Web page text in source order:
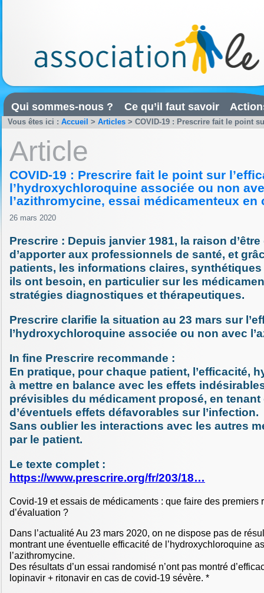
Qui sommes-nous ? Ce qu’il faut savoir
Vous êtes ici : Accueil > Articles > COVID-19 : Prescrire fait le point
Article
COVID-19 : Prescrire fait le point sur
l’hydroxychloroquine associée ou non
l’azithromycine, essai médicamenteux en
26 mars 2020
Prescrire : Depuis janvier 1981, la raison
d’apporter aux professionnels de santé, et
patients, les informations claires,
ils ont besoin, en particulier sur les
stratégies diagnostiques et thérapeutiques.
Prescrire clarifie la situation au 23 mars sur
l’hydroxychloroquine associée ou non avec
In fine Prescrire recommande :
En pratique, pour chaque patient, l’efficacité,
à mettre en balance avec les effets
prévisibles du médicament proposé, en
d’éventuels effets défavorables sur l’infection.
Sans oublier les interactions avec les autres
par le patient.
Le texte complet :
https://www.prescrire.org/fr/203/18…
Covid-19 et essais de médicaments : que faire des premiers
d’évaluation ?
Dans l’actualité Au 23 mars 2020, on ne dispose pas de
montrant une éventuelle efficacité de l’hydroxychloroquine
l’azithromycine.
Des résultats d’un essai randomisé n’ont pas montré
lopinavir + ritonavir en cas de covid-19 sévère. *